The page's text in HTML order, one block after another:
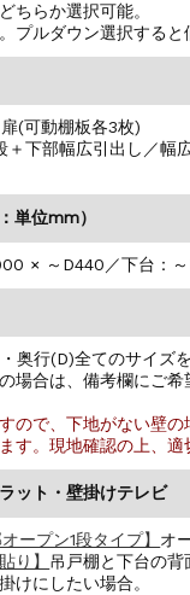
ちらか選択可能。
ルダウン選択すると
(可動棚板各3枚)
下部幅広引出し／幅
単位mm）
× ～D440／下台：
奥行(D)全てのサイズ
場合は、備考欄にご
ので、下地がない壁
す。現地確認の上、適
ット・壁掛けテレビ
ープン1段タイプ】 オ
り】 吊戸棚と下台の背
けにしたい場合。